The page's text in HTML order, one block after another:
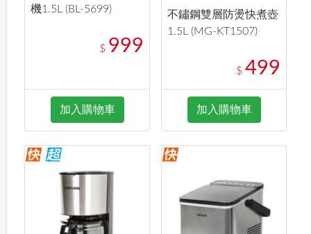
機1.5L (BL-5699)
$ 999
加入購物車
不鏽鋼雙層防燙快煮壺
1.5L (MG-KT1507)
$ 499
加入購物車